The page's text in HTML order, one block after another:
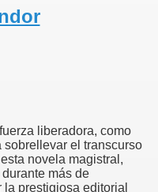
liberadora, como
el transcurso
novela magistral,
más de
prestigiosa editorial